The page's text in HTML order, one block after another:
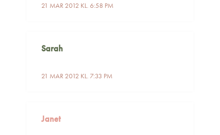
21 MAR 2012 KL. 6:58 PM
Sarah
21 MAR 2012 KL. 7:33 PM
Janet